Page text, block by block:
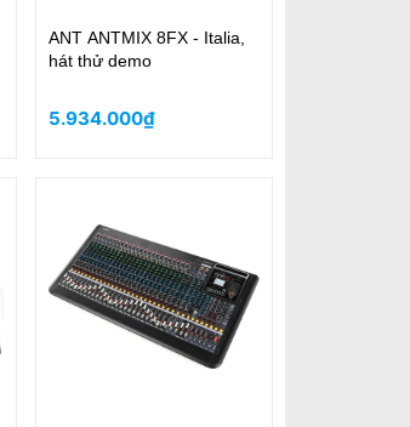
ANT ANTMIX 8FX - Italia,
hát thử demo
5.934.000₫